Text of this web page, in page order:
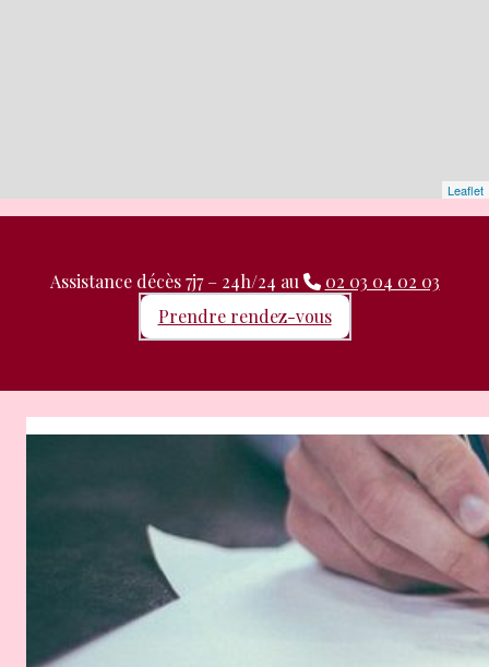
Leaflet
Assistance décès 7j7 – 24h/24 au
02 03 04 02 03
Prendre rendez-vous